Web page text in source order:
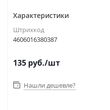
Характеристики
Штрихкод
4606016380387
135 руб./шт
Нашли дешевле?